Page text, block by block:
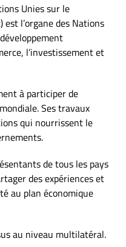
Unies sur le
est l’organe des Nations
l’investissement et
à participer de
Ses travaux
qui nourrissent le
de tous les pays
des expériences et
au plan économique
au niveau multilatéral.